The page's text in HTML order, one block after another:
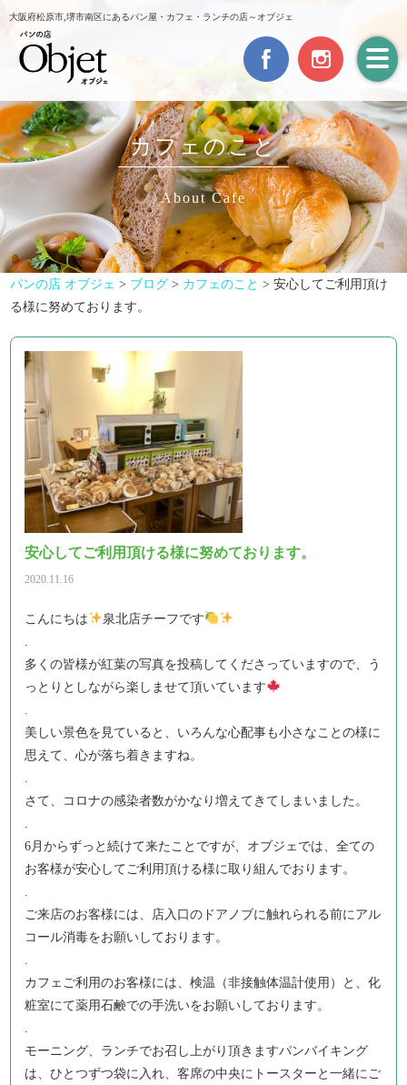
大阪府松原市,堺市南区にあるパン屋・カフェ・ランチの店～オブジェ
カフェのこと
About Cafe
パンの店 オブジェ > ブログ > カフェのこと >安心してご利用頂け
る様に努めております。
安心してご利用頂ける様に努めております。
2020.11.16
こんにちは
泉北店チーフです
.
多くの皆様が紅葉の写真を投稿してくださっていますので、う
っとりとしながら楽しませて頂いています
.
美しい景色を見ていると、いろんな心配事も小さなことの様に
思えて、心が落ち着きますね。
.
さて、コロナの感染者数がかなり増えてきてしまいました。
.
6月からずっと続けて来たことですが、オブジェでは、全ての
お客様が安心してご利用頂ける様に取り組んでおります。
.
ご来店のお客様には、店入口のドアノブに触れられる前にアル
コール消毒をお願いしております。
.
カフェご利用のお客様には、検温（非接触体温計使用）と、化
粧室にて薬用石鹸での手洗いをお願いしております。
.
モーニング、ランチでお召し上がり頂きますパンバイキング
は、ひとつずつ袋に入れ、客席の中央にトースターと一緒にご